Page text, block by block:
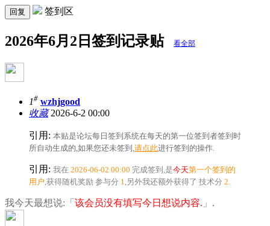
回复 签到区
2026年6月2日签到记录贴 看全部
1# wzhjgood
收藏2026-6-2 00:00
引用: 本贴是论坛每日签到系统在每天的第一位签到者签到时
所自动生成的,如果您还未签到,请点此进行签到的操作.
引用: 我在 2026-06-02 00:00 完成签到,是今天第一个签到的
用户,获得随机奖励 参与分 1,另外我还额外获得了 技术分 2.
我今天最想说:「 该会员没有填写今日想说内容. 」.